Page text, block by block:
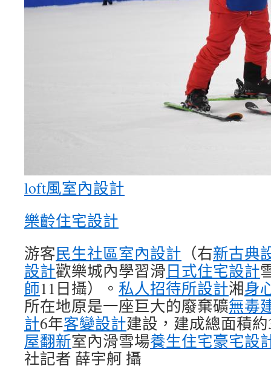
loft風室內設計
樂齡住宅設計
游客民生社區室內設計 （右新古典
設計歡樂城內學習滑日式住宅設計
師11日攝）。 私人招待所設計湘身
所在地原是一座巨大的廢棄礦無毒
計6年客變設計建設，建成總面積
屋翻新室內滑雪場養生住宅豪宅設
社記者 薛宇舸 攝